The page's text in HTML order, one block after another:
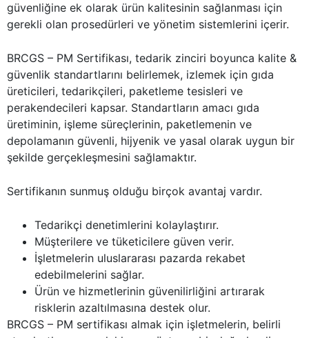
güvenliğine ek olarak ürün kalitesinin sağlanması için
gerekli olan prosedürleri ve yönetim sistemlerini içerir.
BRCGS – PM Sertifikası, tedarik zinciri boyunca kalite &
güvenlik standartlarını belirlemek, izlemek için gıda
üreticileri, tedarikçileri, paketleme tesisleri ve
perakendecileri kapsar. Standartların amacı gıda
üretiminin, işleme süreçlerinin, paketlemenin ve
depolamanın güvenli, hijyenik ve yasal olarak uygun bir
şekilde gerçekleşmesini sağlamaktır.
Sertifikanın sunmuş olduğu birçok avantaj vardır.
Tedarikçi denetimlerini kolaylaştırır.
Müşterilere ve tüketicilere güven verir.
İşletmelerin uluslararası pazarda rekabet
edebilmelerini sağlar.
Ürün ve hizmetlerinin güvenilirliğini artırarak
risklerin azaltılmasına destek olur.
BRCGS – PM sertifikası almak için işletmelerin, belirli